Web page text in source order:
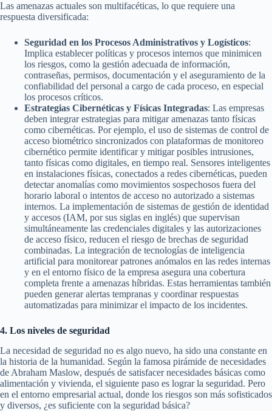
Las amenazas actuales son multifacéticas, lo que requiere una
respuesta diversificada:
Seguridad en los Procesos Administrativos y Logísticos:
Implica establecer políticas y procesos internos que minimicen
los riesgos, como la gestión adecuada de información,
contraseñas, permisos, documentación y el aseguramiento de la
confiabilidad del personal a cargo de cada proceso, en especial
los procesos críticos.
Estrategias Cibernéticas y Físicas Integradas: Las empresas
deben integrar estrategias para mitigar amenazas tanto físicas
como cibernéticas. Por ejemplo, el uso de sistemas de control de
acceso biométrico sincronizados con plataformas de monitoreo
cibernético permite identificar y mitigar posibles intrusiones,
tanto físicas como digitales, en tiempo real. Sensores inteligentes
en instalaciones físicas, conectados a redes cibernéticas, pueden
detectar anomalías como movimientos sospechosos fuera del
horario laboral o intentos de acceso no autorizado a sistemas
internos. La implementación de sistemas de gestión de identidad
y accesos (IAM, por sus siglas en inglés) que supervisan
simultáneamente las credenciales digitales y las autorizaciones
de acceso físico, reducen el riesgo de brechas de seguridad
combinadas. La integración de tecnologías de inteligencia
artificial para monitorear patrones anómalos en las redes internas
y en el entorno físico de la empresa asegura una cobertura
completa frente a amenazas híbridas. Estas herramientas también
pueden generar alertas tempranas y coordinar respuestas
automatizadas para minimizar el impacto de los incidentes.
4. Los niveles de seguridad
La necesidad de seguridad no es algo nuevo, ha sido una constante en
la historia de la humanidad. Según la famosa pirámide de necesidades
de Abraham Maslow, después de satisfacer necesidades básicas como
alimentación y vivienda, el siguiente paso es lograr la seguridad. Pero
en el entorno empresarial actual, donde los riesgos son más sofisticados
y diversos, ¿es suficiente con la seguridad básica?